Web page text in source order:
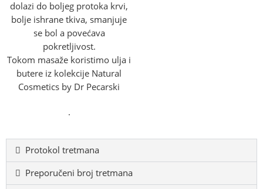
dolazi do boljeg protoka krvi,
bolje ishrane tkiva, smanjuje
se bol a povećava
pokretljivost.
Tokom masaže koristimo ulja i
butere iz kolekcije Natural
Cosmetics by Dr Pecarski
.
Protokol tretmana
Preporučeni broj tretmana